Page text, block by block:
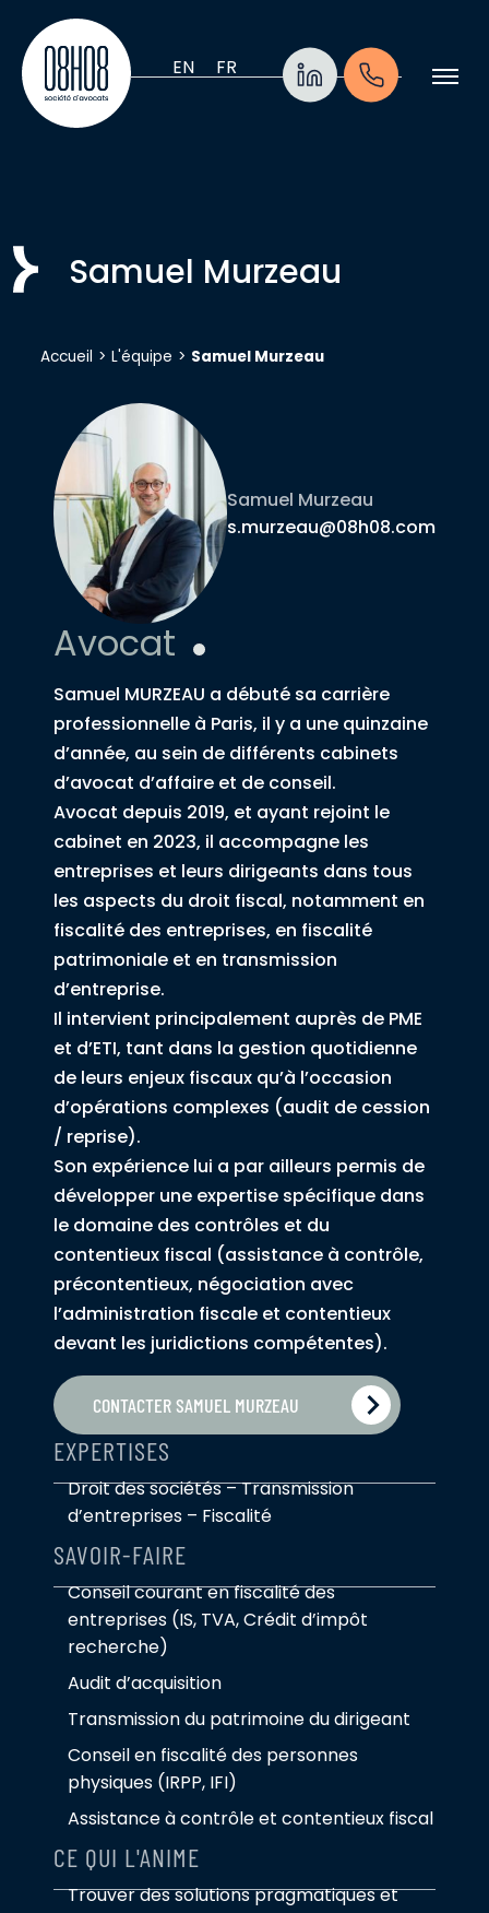
Aller au contenu
EN
FR
Samuel Murzeau
Accueil > L'équipe > Samuel Murzeau
Samuel Murzeau
s.murzeau@08h08.com
Avocat
Samuel MURZEAU a débuté sa carrière
professionnelle à Paris, il y a une quinzaine
d’année, au sein de différents cabinets
d’avocat d’affaire et de conseil.
Avocat depuis 2019, et ayant rejoint le
cabinet en 2023, il accompagne les
entreprises et leurs dirigeants dans tous
les aspects du droit fiscal, notamment en
fiscalité des entreprises, en fiscalité
patrimoniale et en transmission
d’entreprise.
Il intervient principalement auprès de PME
et d’ETI, tant dans la gestion quotidienne
de leurs enjeux fiscaux qu’à l’occasion
d’opérations complexes (audit de cession
/ reprise).
Son expérience lui a par ailleurs permis de
développer une expertise spécifique dans
le domaine des contrôles et du
contentieux fiscal (assistance à contrôle,
précontentieux, négociation avec
l’administration fiscale et contentieux
devant les juridictions compétentes).
CONTACTER SAMUEL MURZEAU
EXPERTISES
Droit des sociétés – Transmission
d’entreprises – Fiscalité
SAVOIR-FAIRE
Conseil courant en fiscalité des
entreprises (IS, TVA, Crédit d’impôt
recherche)
Audit d’acquisition
Transmission du patrimoine du dirigeant
Conseil en fiscalité des personnes
physiques (IRPP, IFI)
Assistance à contrôle et contentieux fiscal
CE QUI L'ANIME
Trouver des solutions pragmatiques et